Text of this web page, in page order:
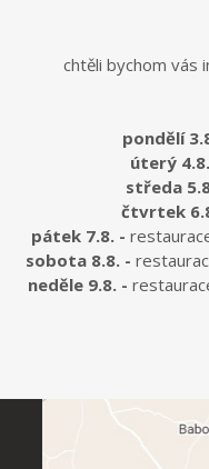
chtěli bychom vás
pondělí
úterý
středa
čtvrtek
pátek 7.8. -
sobota 8.8. -
neděle 9.8. -